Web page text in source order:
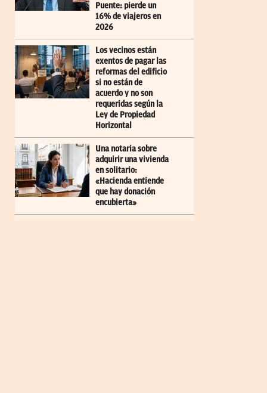
Puente: pierde un
16% de viajeros en
2026
Los vecinos están
exentos de pagar las
reformas del edificio
si no están de
acuerdo y no son
requeridas según la
Ley de Propiedad
Horizontal
Una notaria sobre
adquirir una vivienda
en solitario:
«Hacienda entiende
que hay donación
encubierta»